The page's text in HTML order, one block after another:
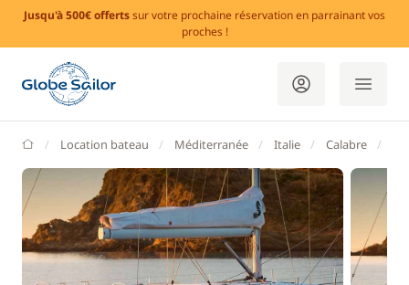
Jusqu'à 500€ offertssur votre prochaine réservation en parrainant vos
proches !
GlobeSailor
Location bateau Méditerranée Italie Calabre